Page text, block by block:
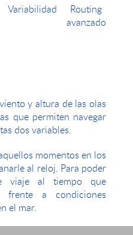
Variabilidad
Routing
avanzado
y altura de las olas
que permiten navegar
dos variables.
momentos en los
al reloj. Para poder
viaje al tiempo que
frente a condiciones
el mar.